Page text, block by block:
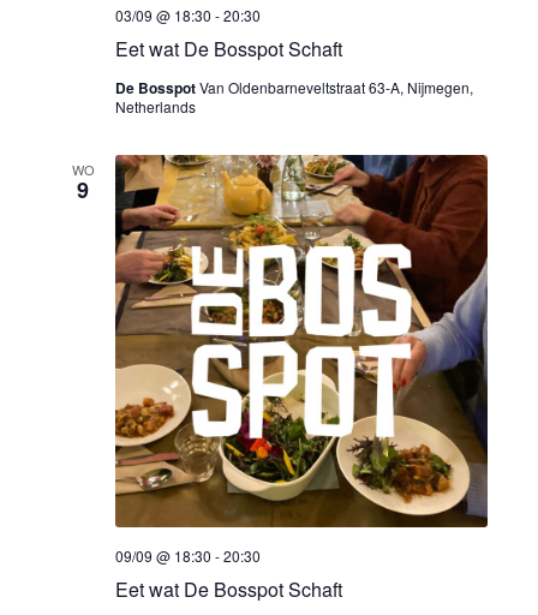
e
k
e
n
e
n
w
e
e
r
r
g
a
v
e
n
n
a
v
Eet wat De Bosspot Schaft
03/09 @ 18:30 -20:30
De BosspotVan Oldenbarneveltstraat 63-A, Nijmegen,
Netherlands
WO
9
Eet wat De Bosspot Schaft
09/09 @ 18:30 -20:30